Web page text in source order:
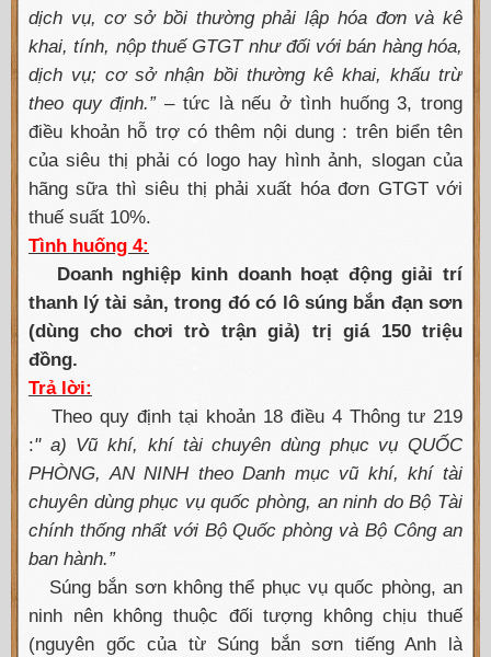
dịch vụ, cơ sở bồi thường phải lập hóa đơn và kê
khai, tính, nộp thuế GTGT như đối với bán hàng hóa,
dịch vụ; cơ sở nhận bồi thường kê khai, khấu trừ
theo quy định.” – tức là nếu ở tình huống 3, trong
điều khoản hỗ trợ có thêm nội dung : trên biển tên
của siêu thị phải có logo hay hình ảnh, slogan của
hãng sữa thì siêu thị phải xuất hóa đơn GTGT với
thuế suất 10%.
Tình huống 4:
Doanh nghiệp kinh doanh hoạt động giải trí
thanh lý tài sản, trong đó có lô súng bắn đạn sơn
(dùng cho chơi trò trận giả) trị giá 150 triệu
đồng.
Trả lời:
Theo quy định tại khoản 18 điều 4 Thông tư 219
:" a) Vũ khí, khí tài chuyên dùng phục vụ QUỐC
PHÒNG, AN NINH theo Danh mục vũ khí, khí tài
chuyên dùng phục vụ quốc phòng, an ninh do Bộ Tài
chính thống nhất với Bộ Quốc phòng và Bộ Công an
ban hành.”
Súng bắn sơn không thể phục vụ quốc phòng, an
ninh nên không thuộc đối tượng không chịu thuế
(nguyên gốc của từ Súng bắn sơn tiếng Anh là